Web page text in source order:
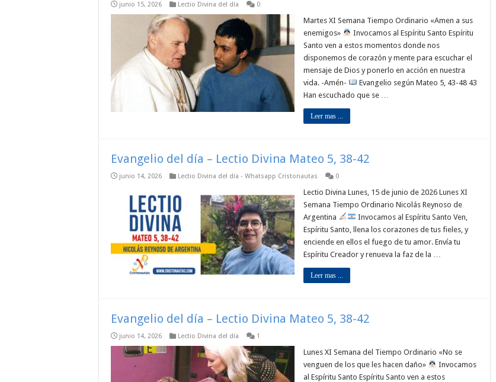
junio 15, 2026 Lectio Divina del día 0
Martes XI Semana Tiempo Ordinario «Amen a sus
enemigos»
Invocamos al Espíritu Santo Espíritu
Santo ven a estos momentos donde nos
disponemos de corazón y mente para escuchar el
mensaje de Dios y ponerlo en acción en nuestra
vida. -Amén-
Evangelio según Mateo 5, 43-48 43
Han escuchado que se …
Leer mas ...
Evangelio del día – Lectio Divina Mateo 5, 38-42
junio 14, 2026 Lectio Divina del día - Whatsapp Cristonautas 0
Lectio Divina Lunes, 15 de junio de 2026 Lunes XI
Semana Tiempo Ordinario Nicolás Reynoso de
Argentina
Invocamos al Espíritu Santo Ven,
Espíritu Santo, llena los corazones de tus fieles, y
enciende en ellos el fuego de tu amor. Envía tu
Espíritu Creador y renueva la faz de la …
Leer mas ...
Evangelio del día – Lectio Divina Mateo 5, 38-42
junio 14, 2026 Lectio Divina del día 1
Lunes XI Semana del Tiempo Ordinario «No se
venguen de los que les hacen daño»
Invocamos
al Espíritu Santo Espíritu Santo ven a estos